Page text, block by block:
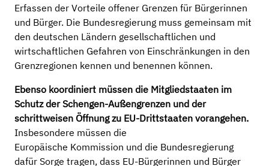
Erfassen der Vorteile offener Grenzen für Bürgerinnen
und Bürger. Die Bundesregierung muss gemeinsam mit
den deutschen Ländern gesellschaftlichen und
wirtschaftlichen Gefahren von Einschränkungen in den
Grenzregionen kennen und benennen können.
Ebenso koordiniert müssen die Mitgliedstaaten im
Schutz der Schengen-Außengrenzen und der
schrittweisen Öffnung zu EU-Drittstaaten vorangehen.
Insbesondere müssen die
Europäische Kommission und die Bundesregierung
dafür Sorge tragen, dass EU-Bürgerinnen und Bürger